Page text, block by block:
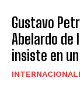
Gustavo
Abelardo de
insiste en